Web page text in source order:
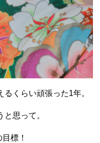
くらい頑張った1年。
思って。
標！